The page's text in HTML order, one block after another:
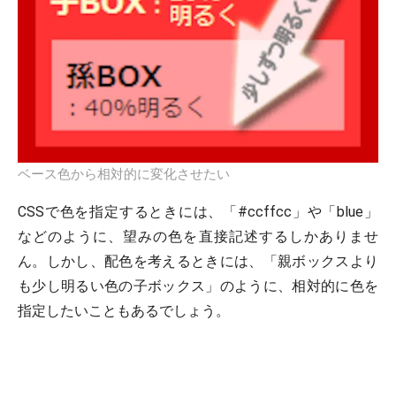
ベース色から相対的に変化させたい
CSSで色を指定するときには、「#ccffcc」や「blue」
などのように、望みの色を直接記述するしかありませ
ん。しかし、配色を考えるときには、「親ボックスより
も少し明るい色の子ボックス」のように、相対的に色を
指定したいこともあるでしょう。